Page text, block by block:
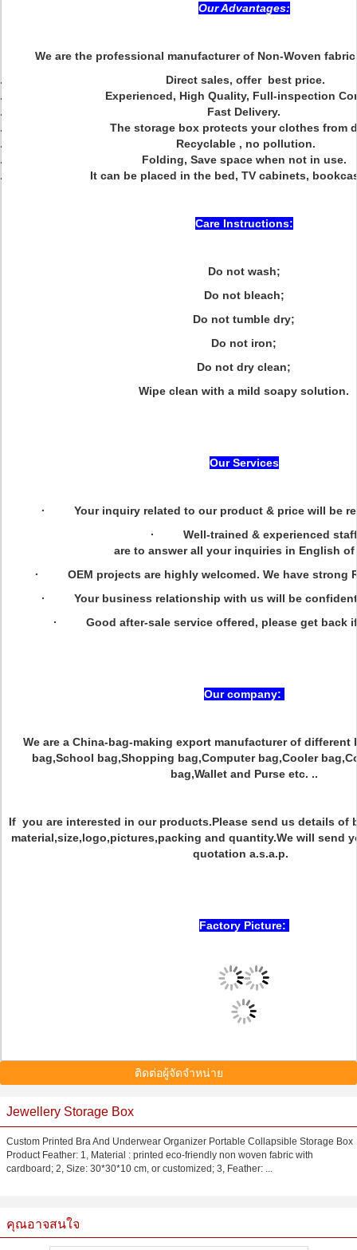
Our Advantages:
We are the professional manufacturer of Non-Woven
Direct sales, offer best price.
Experienced, High Quality, Full-inspection
Fast Delivery.
The storage box protects your clothes from
Recyclable , no pollution.
Folding, Save space when not in use.
It can be placed in the bed, TV cabinets,
Care Instructions:
Do not wash;
Do not bleach;
Do not tumble dry;
Do not iron;
Do not dry clean;
Wipe clean with a mild soapy solution.
Our Services
· Your inquiry related to our product & price will be
· Well-trained & experienced
are to answer all your inquiries in English of
· OEM projects are highly welcomed. We have strong
· Your business relationship with us will be
· Good after-sale service offered, please get back
Our company:
We are a China-bag-making export manufacturer of different
bag,School bag,Shopping bag,Computer bag,Cooler
bag,Wallet and Purse etc. ..
If you are interested in our products.Please send us details of
material,size,logo,pictures,packing and quantity.We will send
quotation a.s.a.p.
Factory Picture:
ติดต่อผู้จัดจำหน่าย
Jewellery Storage Box
Custom Printed Bra And Underwear Organizer Portable Collapsible Storage Box
Product Feather: 1, Material : printed eco-friendly non woven fabric with
cardboard; 2, Size: 30*30*10 cm, or customized; 3, Feather: ...
คุณอาจสนใจ